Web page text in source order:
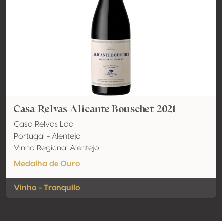
Casa Relvas Alicante Bouschet 2021
Casa Relvas Lda
Portugal - Alentejo
Vinho Regional Alentejo
Medalha de Ouro
Vinho - Tranquilo